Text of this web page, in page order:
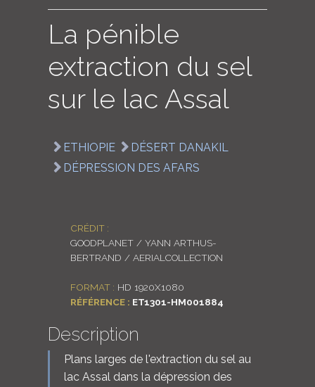
ENGLISH
La pénible
extraction du sel
sur le lac Assal
ETHIOPIE
DÉSERT DANAKIL
DÉPRESSION DES AFARS
CRÉDIT :
GOODPLANET / YANN ARTHUS-
BERTRAND / AERIALCOLLECTION
FORMAT : HD 1920X1080
RÉFÉRENCE : ET1301-HM001884
Description
Plans larges de l'extraction du sel au
lac Assal dans la dépression des